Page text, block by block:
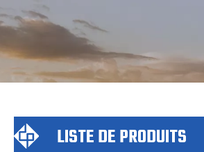
LISTE DE PRODUITS